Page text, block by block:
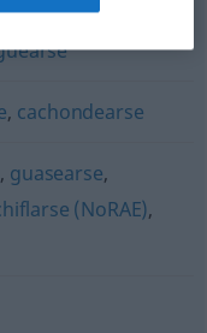
,coñearse
, cachondearse
, guasearse,
(NoRAE),